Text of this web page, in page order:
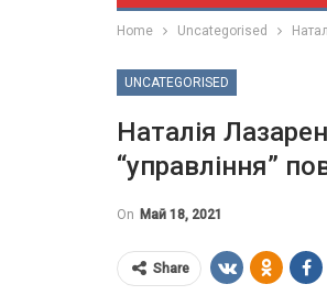
Home Uncategorised
UNCATEGORISED
Наталія
“управління”
On Май 18, 2021
Share